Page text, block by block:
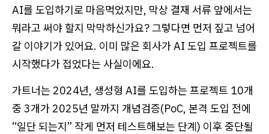
AI를 도입하기로 마음먹었지만, 막상 결재 서류 앞에서는
뭐라고 써야 할지 막막하신가요? 그렇다면 먼저 짚고 넘어
갈 이야기가 있어요. 이미 많은 회사가 AI 도입 프로젝트를
시작했다가 접었다는 사실이에요.
가트너는 2024년, 생성형 AI를 도입하는 프로젝트 10개
중 3개가 2025년 말까지 개념검증(PoC, 본격 도입 전에
“일단 되는지” 작게 먼저 테스트해보는 단계) 이후 중단될